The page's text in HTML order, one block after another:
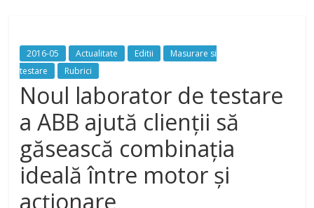
2016-05 Actualitate Editii
Masurare si
testare
Rubrici
Noul laborator de testare
a ABB ajută clienții să
găsească combinația
ideală între motor și
acționare